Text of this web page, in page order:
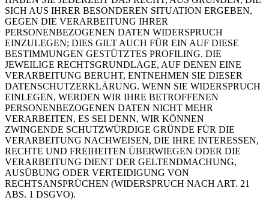
SICH AUS IHRER BESONDEREN SITUATION ERGEBEN,
GEGEN DIE VERARBEITUNG IHRER
PERSONENBEZOGENEN DATEN WIDERSPRUCH
EINZULEGEN; DIES GILT AUCH FÜR EIN AUF DIESE
BESTIMMUNGEN GESTÜTZTES PROFILING. DIE
JEWEILIGE RECHTSGRUNDLAGE, AUF DENEN EINE
VERARBEITUNG BERUHT, ENTNEHMEN SIE DIESER
DATENSCHUTZERKLÄRUNG. WENN SIE WIDERSPRUCH
EINLEGEN, WERDEN WIR IHRE BETROFFENEN
PERSONENBEZOGENEN DATEN NICHT MEHR
VERARBEITEN, ES SEI DENN, WIR KÖNNEN
ZWINGENDE SCHUTZWÜRDIGE GRÜNDE FÜR DIE
VERARBEITUNG NACHWEISEN, DIE IHRE INTERESSEN,
RECHTE UND FREIHEITEN ÜBERWIEGEN ODER DIE
VERARBEITUNG DIENT DER GELTENDMACHUNG,
AUSÜBUNG ODER VERTEIDIGUNG VON
RECHTSANSPRÜCHEN (WIDERSPRUCH NACH ART. 21
ABS. 1 DSGVO).